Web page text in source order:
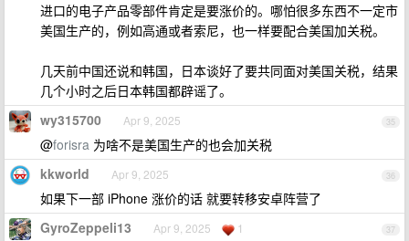
进口的电子产品零部件肯定是要涨价的。哪怕很多东西不一定市
美国生产的，例如高通或者索尼，也一样要配合美国加关税。
几天前中国还说和韩国，日本谈好了要共同面对美国关税，结果
几个小时之后日本韩国都辟谣了。
35
wy315700 Apr 9, 2025
@forisra 为啥不是美国生产的也会加关税
36
kkworld Apr 9, 2025
如果下一部 iPhone 涨价的话 就要转移安卓阵营了
37
GyroZeppeli13 Apr 9, 2025 1